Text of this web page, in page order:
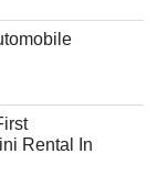
Rental In